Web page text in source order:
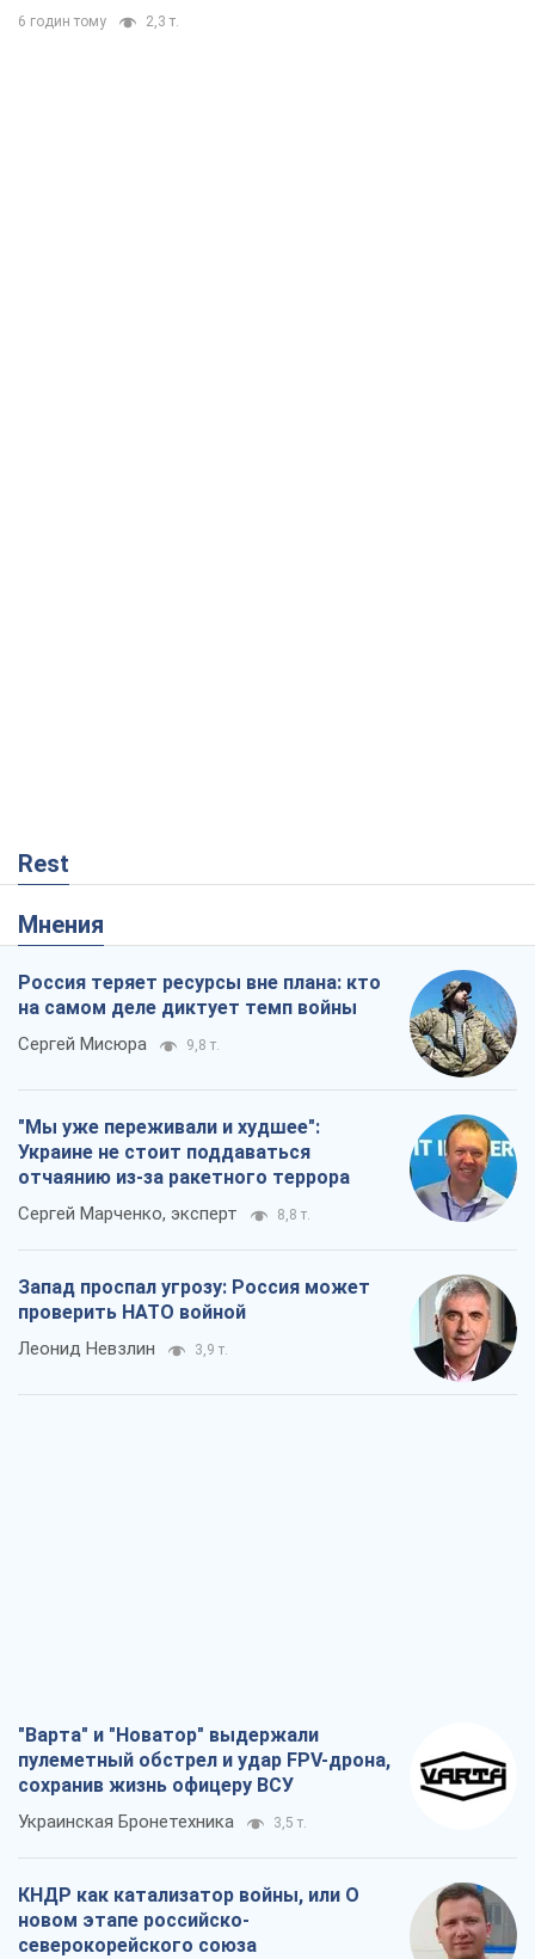
6 годин тому 2,3 т.
Rest
Мнения
Россия теряет ресурсы вне плана: кто
на самом деле диктует темп войны
Сергей Мисюра 9,8 т.
"Мы уже переживали и худшее":
Украине не стоит поддаваться
отчаянию из-за ракетного террора
Сергей Марченко, эксперт 8,8 т.
Запад проспал угрозу: Россия может
проверить НАТО войной
Леонид Невзлин 3,9 т.
"Варта" и "Новатор" выдержали
пулеметный обстрел и удар FPV-дрона,
сохранив жизнь офицеру ВСУ
Украинская Бронетехника 3,5 т.
КНДР как катализатор войны, или О
новом этапе российско-
северокорейского союза